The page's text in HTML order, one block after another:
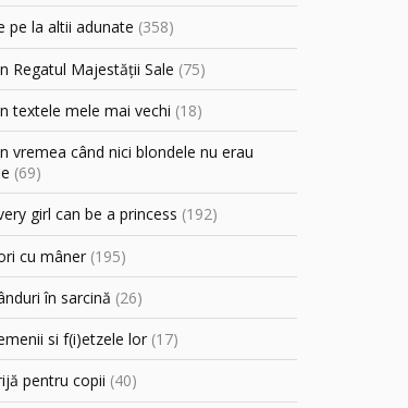
pe la altii adunate (358)
Regatul Majestăţii Sale (75)
textele mele mai vechi (18)
vremea când nici blondele nu erau
(69)
girl can be a princess (192)
cu mâner (195)
în sarcină (26)
si f(i)etzele lor (17)
pentru copii (40)